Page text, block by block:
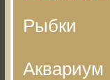
Рыбки
Аквариум